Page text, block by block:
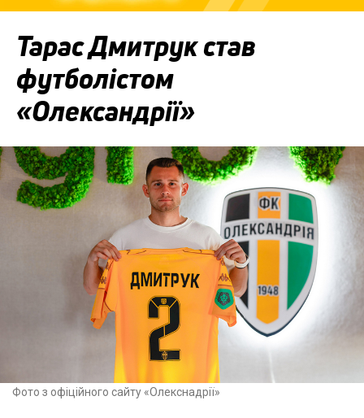
Тарас Дмитрук став
футболістом
«Олександрії»
Фото з офіційного сайту «Олекснадрії»